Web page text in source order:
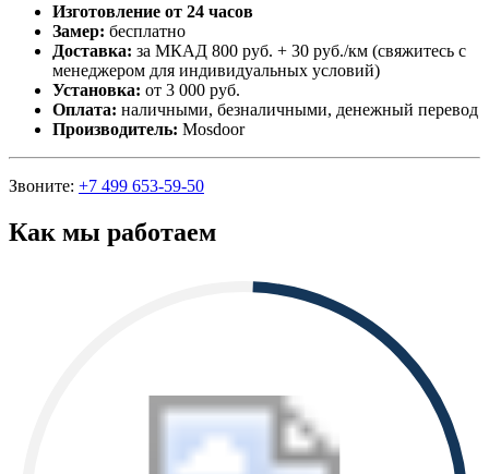
Изготовление от 24 часов
Замер: бесплатно
Доставка: за МКАД 800 руб. + 30 руб./км (свяжитесь с
менеджером для индивидуальных условий)
Установка: от 3 000 руб.
Оплата: наличными, безналичными, денежный перевод
Производитель: Mosdoor
Звоните: +7 499 653-59-50
Как мы работаем